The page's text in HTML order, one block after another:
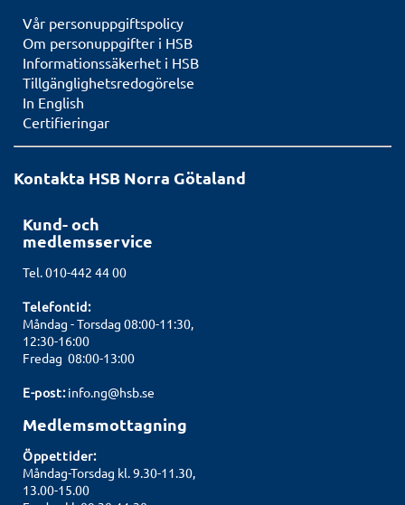
Vår personuppgiftspolicy
Om personuppgifter i HSB
Informationssäkerhet i HSB
Tillgänglighetsredogörelse
In English
Certifieringar
Kontakta HSB Norra Götaland
Kund- och
medlemsservice
Tel. 010-442 44 00
Telefontid:
Måndag - Torsdag 08:00-11:30,
12:30-16:00
Fredag 08:00-13:00
E-post: info.ng@hsb.se
Medlemsmottagning
Öppettider:
Måndag-Torsdag kl. 9.30-11.30,
13.00-15.00